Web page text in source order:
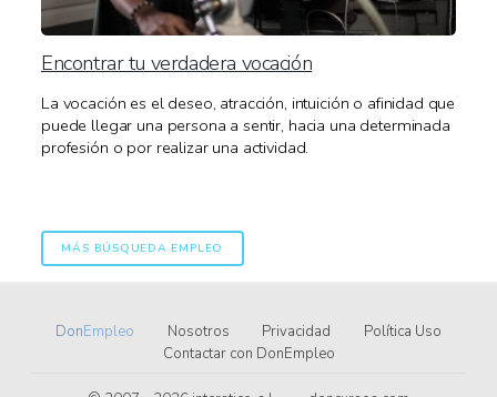
Encontrar tu verdadera vocación
La vocación es el deseo, atracción, intuición o afinidad que
puede llegar una persona a sentir, hacia una determinada
profesión o por realizar una actividad.
MÁS BÚSQUEDA EMPLEO
DonEmpleo Nosotros Privacidad
Política Uso
Contactar con DonEmpleo